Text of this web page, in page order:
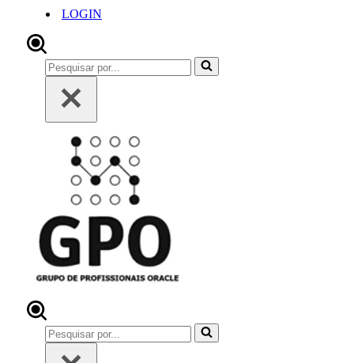
LOGIN
Pesquisar
por...
Pesquisar
por...